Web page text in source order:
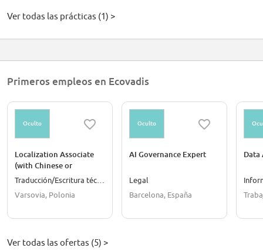
Ver todas las prácticas (1) >
Primeros empleos en Ecovadis
Oculto
Localization Associate
(with Chinese or
Japanese)
Varsovia, Polonia
Oculto
AI Governance Expert
Legal
Barcelona, España
Data
Ver todas las ofertas (5) >